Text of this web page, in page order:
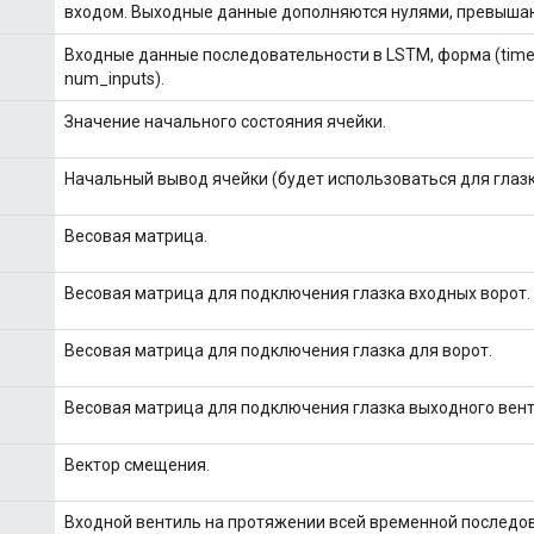
входом. Выходные данные дополняются нулями,
Входные данные последовательности в LSTM, форма
num_inputs).
Значение начального состояния ячейки.
Начальный вывод ячейки (будет использоваться для
Весовая матрица.
Весовая матрица для подключения глазка входных ворот.
Весовая матрица для подключения глазка для ворот.
Весовая матрица для подключения глазка выходного
Вектор смещения.
Входной вентиль на протяжении всей временной